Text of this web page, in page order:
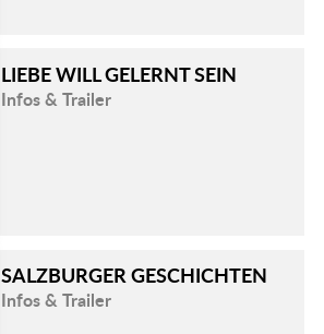
LIEBE WILL GELERNT SEIN
Infos & Trailer
SALZBURGER GESCHICHTEN
Infos & Trailer